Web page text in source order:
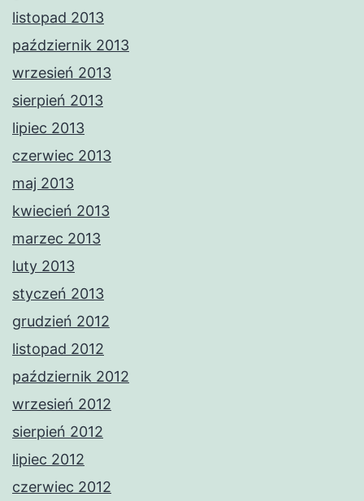
listopad 2013
październik 2013
wrzesień 2013
sierpień 2013
lipiec 2013
czerwiec 2013
maj 2013
kwiecień 2013
marzec 2013
luty 2013
styczeń 2013
grudzień 2012
listopad 2012
październik 2012
wrzesień 2012
sierpień 2012
lipiec 2012
czerwiec 2012